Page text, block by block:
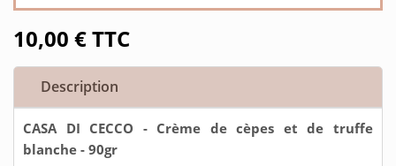
10,00 €TTC
Description
CASA DI CECCO - Crème de cèpes et de truffe
blanche - 90gr